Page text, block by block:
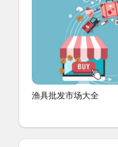
渔具批发市场大全